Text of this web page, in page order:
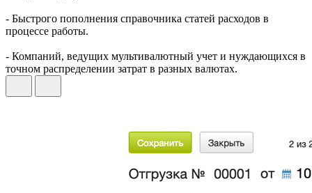
- Быстрого пополнения справочника статей расходов в
процессе работы.
- Компаний, ведущих мультивалютный учет и нуждающихся в
точном распределении затрат в разных валютах.